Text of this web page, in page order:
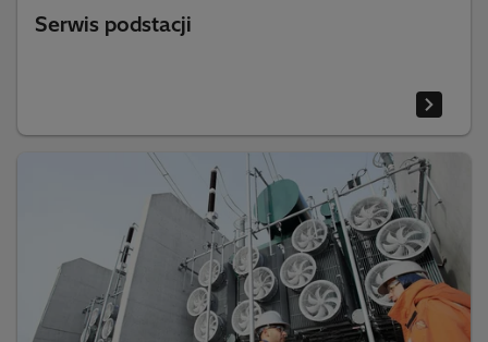
Serwis podstacji